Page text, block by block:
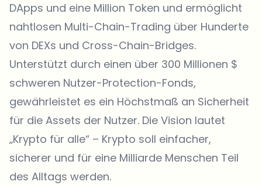
DApps und eine Million Token und ermöglicht
nahtlosen Multi-Chain-Trading über Hunderte
von DEXs und Cross-Chain-Bridges.
Unterstützt durch einen über 300 Millionen $
schweren Nutzer-Protection-Fonds,
gewährleistet es ein Höchstmaß an Sicherheit
für die Assets der Nutzer. Die Vision lautet
„Krypto für alle“ – Krypto soll einfacher,
sicherer und für eine Milliarde Menschen Teil
des Alltags werden.